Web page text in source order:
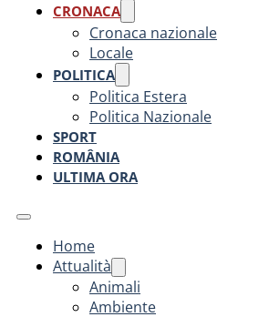
CRONACA
Cronaca nazionale
Locale
POLITICA
Politica Estera
Politica Nazionale
SPORT
ROMÂNIA
ULTIMA ORA
Home
Attualità
Animali
Ambiente